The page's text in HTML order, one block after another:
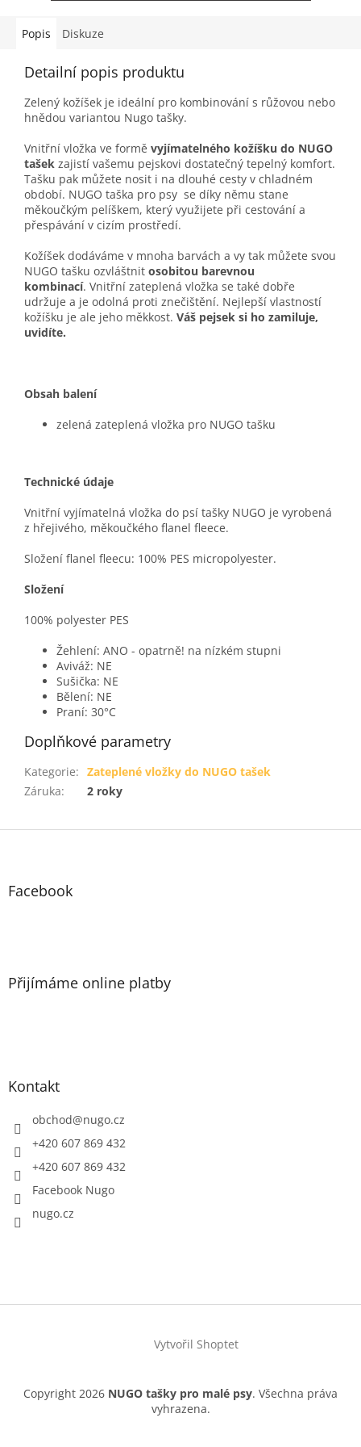
Popis Diskuze
Detailní popis produktu
Zelený kožíšek je ideální pro kombinování s růžovou nebo
hnědou variantou Nugo tašky.
Vnitřní vložka ve formě vyjímatelného kožíšku do NUGO
tašek zajistí vašemu pejskovi dostatečný tepelný komfort.
Tašku pak můžete nosit i na dlouhé cesty v chladném
období. NUGO taška pro psy se díky němu stane
měkoučkým pelíškem, který využijete při cestování a
přespávání v cizím prostředí.
Kožíšek dodáváme v mnoha barvách a vy tak můžete svou
NUGO tašku ozvláštnit osobitou barevnou
kombinací. Vnitřní zateplená vložka se také dobře
udržuje a je odolná proti znečištění. Nejlepší vlastností
kožíšku je ale jeho měkkost. Váš pejsek si ho zamiluje,
uvidíte.
Obsah balení
zelená zateplená vložka pro NUGO tašku
Technické údaje
Vnitřní vyjímatelná vložka do psí tašky NUGO je vyrobená
z hřejivého, měkoučkého flanel fleece.
Složení flanel fleecu: 100% PES micropolyester.
Složení
100% polyester PES
Žehlení: ANO - opatrně! na nízkém stupni
Aviváž: NE
Sušička: NE
Bělení: NE
Praní: 30°C
Doplňkové parametry
Kategorie: Zateplené vložky do NUGO tašek
Záruka: 2 roky
Z
Facebook
Přijímáme online platby
Kontakt
obchod@nugo.cz
+420 607 869 432
+420 607 869 432
Facebook Nugo
nugo.cz
Vytvořil Shoptet
Copyright 2026 NUGO tašky pro malé psy. Všechna práva
vyhrazena.